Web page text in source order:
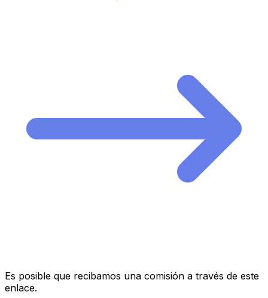
Es posible que recibamos una comisión a través de este
enlace.